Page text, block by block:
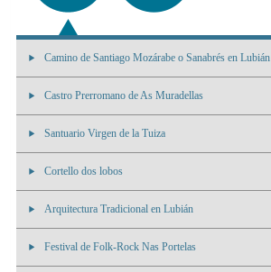
Camino de Santiago Mozárabe o Sanabrés en Lubián
Castro Prerromano de As Muradellas
Santuario Virgen de la Tuiza
Cortello dos lobos
Arquitectura Tradicional en Lubián
Festival de Folk-Rock Nas Portelas